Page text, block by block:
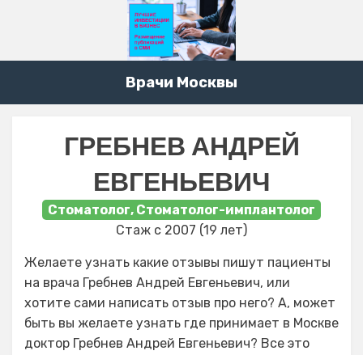
Врачи Москвы
ГРЕБНЕВ АНДРЕЙ
ЕВГЕНЬЕВИЧ
Стоматолог, Стоматолог-имплантолог
Стаж с 2007 (19 лет)
Желаете узнать какие отзывы пишут пациенты
на врача Гребнев Андрей Евгеньевич, или
хотите сами написать отзыв про него? А, может
быть вы желаете узнать где принимает в Москве
доктор Гребнев Андрей Евгеньевич? Все это